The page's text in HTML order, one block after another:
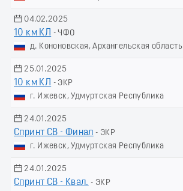
04.02.2025
10 км КЛ
- ЧФО
д. Кононовская, Архангельская область
25.01.2025
10 км КЛ
- ЭКР
г. Ижевск, Удмуртская Республика
24.01.2025
Спринт СВ - Финал - ЭКР
г. Ижевск, Удмуртская Республика
24.01.2025
Спринт СВ - Квал. - ЭКР